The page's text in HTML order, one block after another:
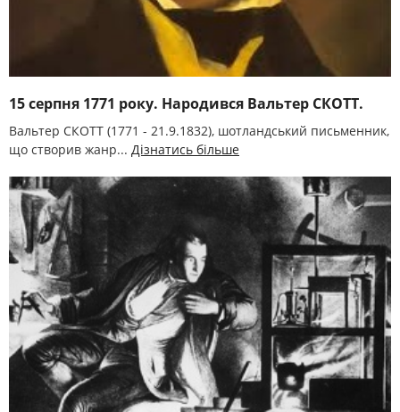
15 серпня 1771 року. Народився Вальтер СКОТТ.
Вальтер СКОТТ (1771 - 21.9.1832), шотландський письменник,
що створив жанр... Дізнатись більше